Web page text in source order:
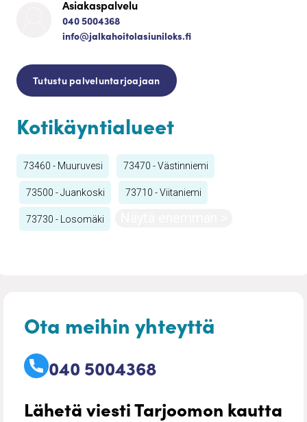
Asiakaspalvelu
040 5004368
info@jalkahoitolasiuniloks.fi
Tutustu palveluntarjoajaan
Kotikäyntialueet
73460 - Muuruvesi 73470 - Västinniemi
73500 - Juankoski 73710 - Viitaniemi
73730 - Losomäki
Ota meihin yhteyttä
040 5004368
Lähetä viesti Tarjoomon kautta